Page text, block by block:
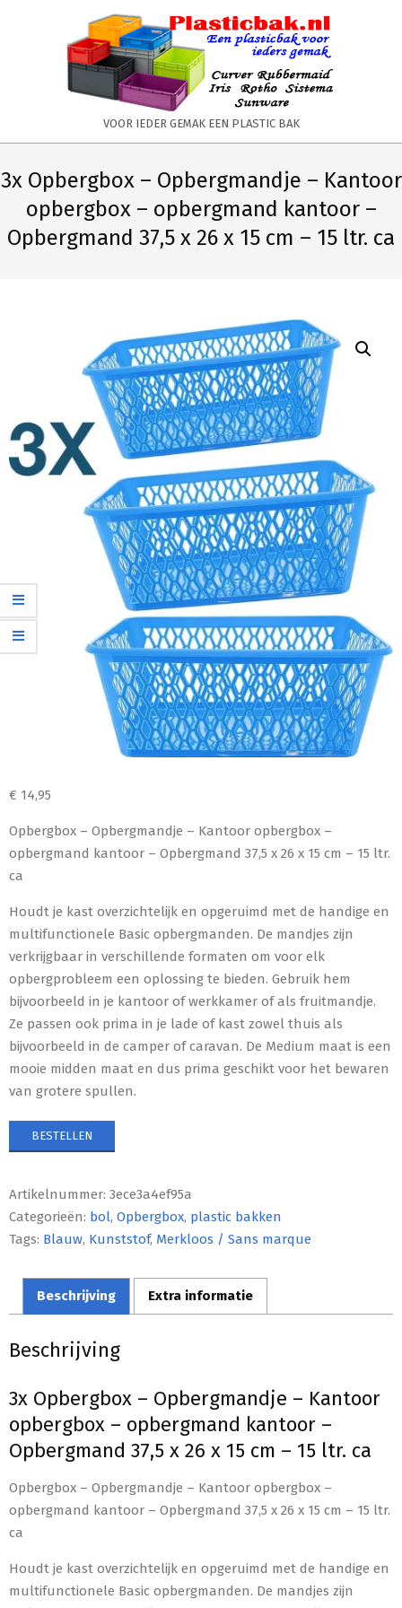
PLASTICBAK.NL
VOOR IEDER GEMAK EEN PLASTIC BAK
Navigation
Navigation
3x Opbergbox – Opbergmandje – Kantoor
opbergbox – opbergmand kantoor –
Opbergmand 37,5 x 26 x 15 cm – 15 ltr. ca
€ 14,95
Opbergbox – Opbergmandje – Kantoor opbergbox –
opbergmand kantoor – Opbergmand 37,5 x 26 x 15 cm – 15 ltr.
ca
Houdt je kast overzichtelijk en opgeruimd met de handige en
multifunctionele Basic opbergmanden. De mandjes zijn
verkrijgbaar in verschillende formaten om voor elk
opbergprobleem een oplossing te bieden. Gebruik hem
bijvoorbeeld in je kantoor of werkkamer of als fruitmandje.
Ze passen ook prima in je lade of kast zowel thuis als
bijvoorbeeld in de camper of caravan. De Medium maat is een
mooie midden maat en dus prima geschikt voor het bewaren
van grotere spullen.
BESTELLEN
Artikelnummer: 3ece3a4ef95a
Categorieën: bol, Opbergbox, plastic bakken
Tags: Blauw, Kunststof, Merkloos / Sans marque
Beschrijving Extra informatie
Beschrijving
3x Opbergbox – Opbergmandje – Kantoor
opbergbox – opbergmand kantoor –
Opbergmand 37,5 x 26 x 15 cm – 15 ltr. ca
Opbergbox – Opbergmandje – Kantoor opbergbox –
opbergmand kantoor – Opbergmand 37,5 x 26 x 15 cm – 15 ltr.
ca
Houdt je kast overzichtelijk en opgeruimd met de handige en
multifunctionele Basic opbergmanden. De mandjes zijn